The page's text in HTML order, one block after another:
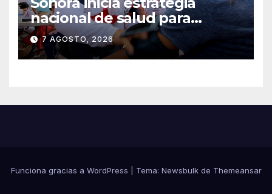
nacional de salud para
migrantes con vacunación y
apoyo psicológico sin
importar su estatus
7 AGOSTO, 2026
Funciona gracias a WordPress Tema: Newsbulkde Themeansar